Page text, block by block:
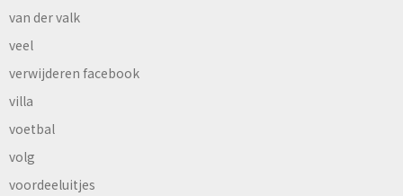
van der valk
veel
verwijderen facebook
villa
voetbal
volg
voordeeluitjes